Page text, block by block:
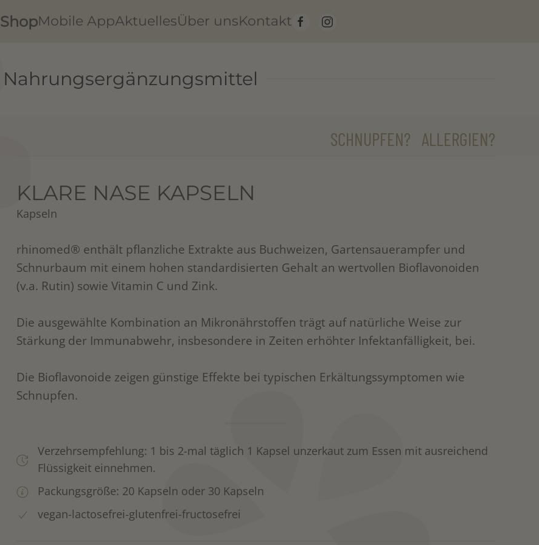
ShopMobile AppAktuellesÜber unsKontakt
Nahrungsergänzungsmittel
SCHNUPFEN? ALLERGIEN?
KLARE NASE KAPSELN
Kapseln
rhinomed® enthält pflanzliche Extrakte aus Buchweizen, Gartensauerampfer und
Schnurbaum mit einem hohen standardisierten Gehalt an wertvollen Bioflavonoiden
(v.a. Rutin) sowie Vitamin C und Zink.
Die ausgewählte Kombination an Mikronährstoffen trägt auf natürliche Weise zur
Stärkung der Immunabwehr, insbesondere in Zeiten erhöhter Infektanfälligkeit, bei.
Die Bioflavonoide zeigen günstige Effekte bei typischen Erkältungssymptomen wie
Schnupfen.
Verzehrsempfehlung: 1 bis 2-mal täglich 1 Kapsel unzerkaut zum Essen mit ausreichend
Flüssigkeit einnehmen.
Packungsgröße: 20 Kapseln oder 30 Kapseln
vegan-lactosefrei-glutenfrei-fructosefrei